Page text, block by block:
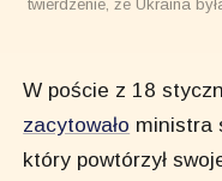
twierdzenie, że Ukraina
W poście z 18
zacytowało ministra
który powtórzył